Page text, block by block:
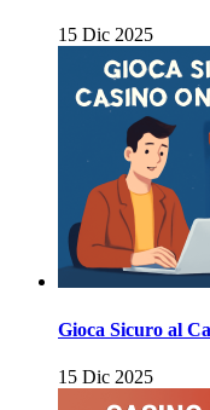
15 Dic 2025
Gioca Sicuro al
15 Dic 2025